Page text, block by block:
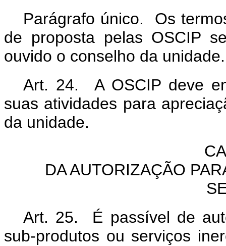
Parágrafo único. Os
de proposta pelas OSCIP
ouvido o conselho da unidade.
Art. 24. A OSCIP deve
suas atividades para
da unidade.
DA AUTORIZAÇÃO
Art. 25. É passível de
sub-produtos ou serviços